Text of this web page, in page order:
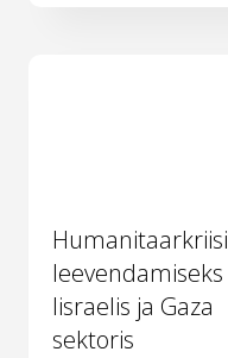
Humanitaarkriisi
leevendamiseks
Iisraelis ja Gaza
sektoris